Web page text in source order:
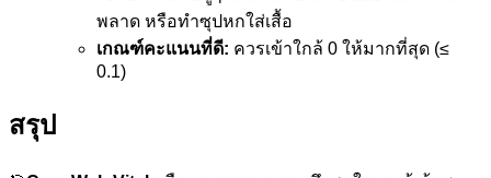
พลาด หรือทำซุปหกใส่เสื้อ
เกณฑ์คะแนนที่ดี: ควรเข้าใกล้ 0 ให้มากที่สุด (≤
0.1)
สรุป